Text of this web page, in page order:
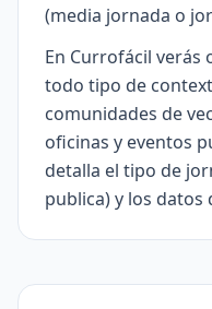
(media jornada o
En Currofácil verás
todo tipo de
comunidades de
oficinas y eventos
detalla el tipo de
publica) y los